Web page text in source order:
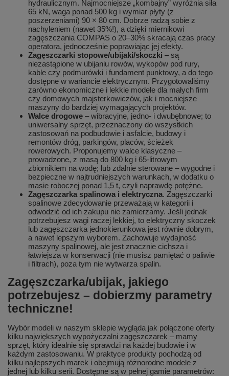
hydraulicznym. Najmocniejsze „kombajny” wyróżnia siła
65 kN, waga ponad 500 kg i wymiar płyty (z
poszerzeniami) 90 × 80 cm. Dobrze radzą sobie z
nachyleniem (nawet 35%!), a dzięki miernikowi
zagęszczania COMPAS o 20–30% skracają czas pracy
operatora, jednocześnie poprawiając jej efekty.
Zagęszczarki stopowe/ubijaki/skoczki – są
niezastąpione w ubijaniu rowów, wykopów pod rury,
kable czy podmurówki i fundament punktowy, a do tego
dostępne w wariancie elektrycznym. Przygotowaliśmy
zarówno ekonomiczne i lekkie modele dla małych firm
czy domowych majsterkowiczów, jak i mocniejsze
maszyny do bardziej wymagających projektów.
Walce drogowe – wibracyjne, jedno- i dwubębnowe; to
uniwersalny sprzęt, przeznaczony do wszystkich
zastosowań na podbudowie i asfalcie, budowy i
remontów dróg, parkingów, placów, ścieżek
rowerowych. Proponujemy walce klasyczne –
prowadzone, z masą do 800 kg i 65-litrowym
zbiornikiem na wodę; lub zdalnie sterowane – wygodne i
bezpieczne w najtrudniejszych warunkach, w dodatku o
masie roboczej ponad 1,5 t, czyli naprawdę potężne.
Zagęszczarka spalinowa i elektryczna. Zagęszczarki
spalinowe zdecydowanie przeważają w kategorii i
odwodzić od ich zakupu nie zamierzamy. Jeśli jednak
potrzebujesz wagi raczej lekkiej, to elektryczny skoczek
lub zagęszczarka jednokierunkowa jest równie dobrym,
a nawet lepszym wyborem. Zachowuje wydajność
maszyny spalinowej, ale jest znacznie cichsza i
łatwiejsza w konserwacji (nie musisz pamiętać o paliwie
i filtrach), poza tym nie wytwarza spalin.
Zagęszczarka/ubijak, jakiego
potrzebujesz – dobierzmy parametry
techniczne!
Wybór modeli w naszym sklepie wygląda jak połączone oferty
kilku największych wypożyczalni zagęszczarek – mamy
sprzęt, który idealnie się sprawdzi na każdej budowie i w
każdym zastosowaniu. W praktyce produkty pochodzą od
kilku najlepszych marek i obejmują różnorodne modele z
jednej lub kilku serii. Dostępne są w pełnej gamie parametrów: